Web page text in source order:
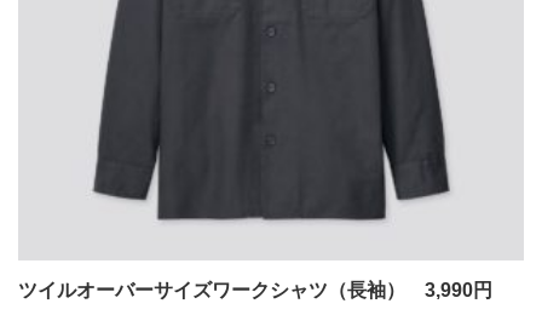
ツイルオーバーサイズワークシャツ（長袖） 3,990円